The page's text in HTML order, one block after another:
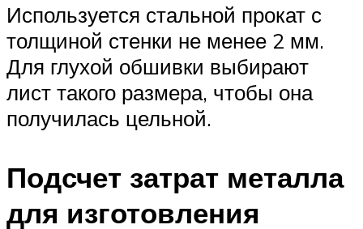
Используется стальной прокат с
толщиной стенки не менее 2 мм.
Для глухой обшивки выбирают
лист такого размера, чтобы она
получилась цельной.
Подсчет затрат металла
для изготовления